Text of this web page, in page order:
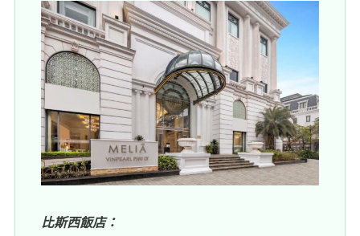
比斯西飯店：